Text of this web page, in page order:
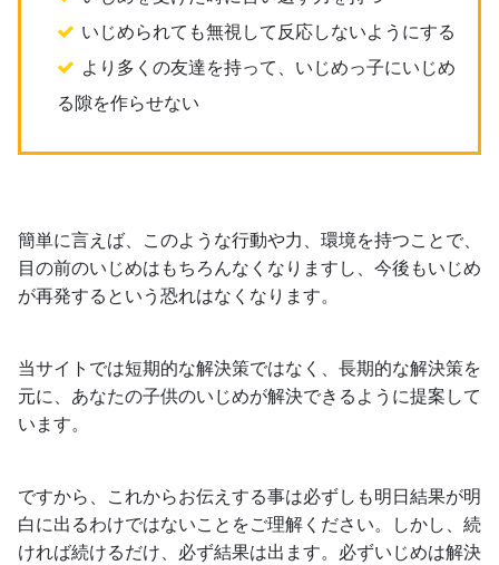
いじめられても無視して反応しないようにする
より多くの友達を持って、いじめっ子にいじめ
る隙を作らせない
簡単に言えば、このような行動や力、環境を持つことで、
目の前のいじめはもちろんなくなりますし、今後もいじめ
が再発するという恐れはなくなります。
当サイトでは短期的な解決策ではなく、長期的な解決策を
元に、あなたの子供のいじめが解決できるように提案して
います。
ですから、これからお伝えする事は必ずしも明日結果が明
白に出るわけではないことをご理解ください。しかし、続
ければ続けるだけ、必ず結果は出ます。必ずいじめは解決